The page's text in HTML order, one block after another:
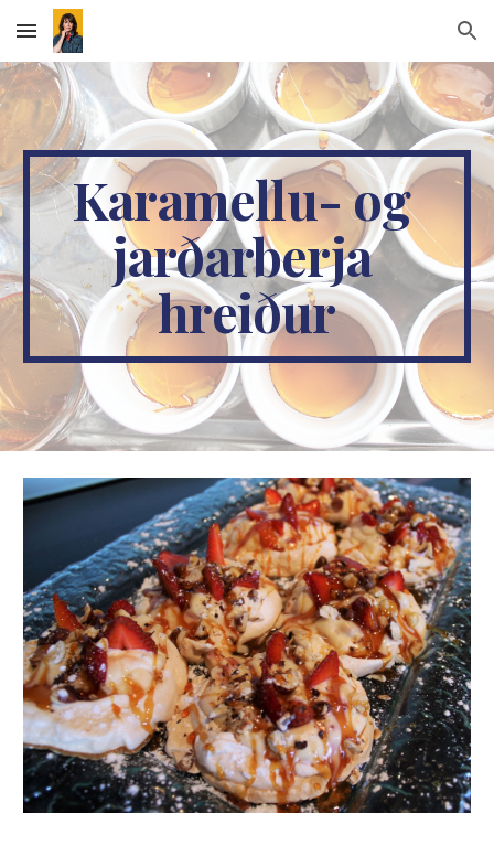
Skip to main content Skip to navigation
Karamellu- og
jarðarberja
hreiður